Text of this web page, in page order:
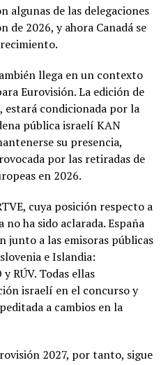
algunas de las delegaciones
de 2026, y ahora Canadá se
llega en un contexto
Eurovisión. La edición de
estará condicionada por la
pública israelí KAN
su presencia,
por las retiradas de
en 2026.
cuya posición respecto a
ha sido aclarada. España
junto a las emisoras públicas
e Islandia:
y RÚV. Todas ellas
israelí en el concurso y
a cambios en la
2027, por tanto, sigue